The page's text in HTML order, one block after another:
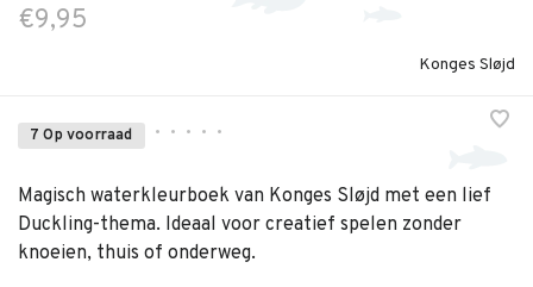
€9,95
Konges Sløjd
7 Op voorraad • • • • •
Magisch waterkleurboek van Konges Sløjd met een lief
Duckling-thema. Ideaal voor creatief spelen zonder
knoeien, thuis of onderweg.